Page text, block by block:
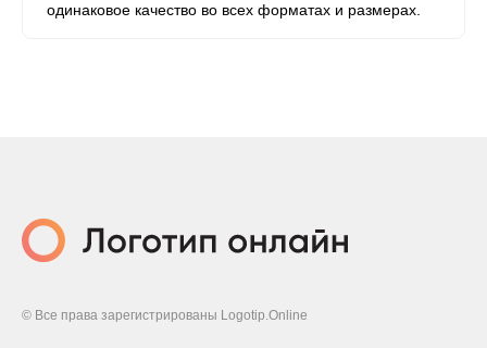
одинаковое качество во всех форматах и ​​размерах.
© Все права зарегистрированы Logotip.Online